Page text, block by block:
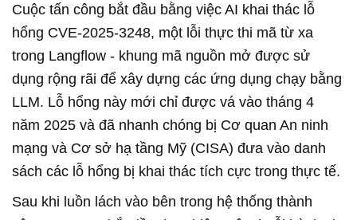
Cuộc tấn công bắt đầu bằng việc AI khai thác lỗ
hổng CVE-2025-3248, một lỗi thực thi mã từ xa
trong Langflow - khung mã nguồn mở được sử
dụng rộng rãi để xây dựng các ứng dụng chạy bằng
LLM. Lỗ hổng này mới chỉ được vá vào tháng 4
năm 2025 và đã nhanh chóng bị Cơ quan An ninh
mạng và Cơ sở hạ tầng Mỹ (CISA) đưa vào danh
sách các lỗ hổng bị khai thác tích cực trong thực tế.
Sau khi luồn lách vào bên trong hệ thống thành